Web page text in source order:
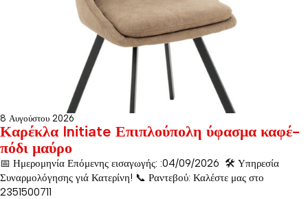
8 Αυγούστου 2026
Καρέκλα Initiate Επιπλούπολη ύφασμα καφέ-
πόδι μαύρο
📅 Ημερομηνία Επόμενης εισαγωγής: :04/09/2026 🛠️ Υπηρεσία
Συναρμολόγησης γιά Κατερίνη! 📞 Ραντεβού: Καλέστε μας στο
2351500711